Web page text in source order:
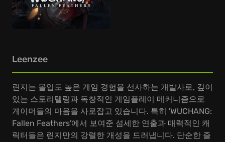
Leenzee
린지는 몰입도 높은 게임 경험을 선사하는 개발사로, 깊이
있는 스토리텔링과 독창적인 게임플레이 메커니즘으로
게이머들의 마음을 사로잡고 있습니다. 특히 'WUCHANG:
Fallen Feathers'에서 보여준 섬세한 연출과 매력적인 캐
릭터들은 린지만의 강렬한 개성을 드러냅니다. 단순한 즐